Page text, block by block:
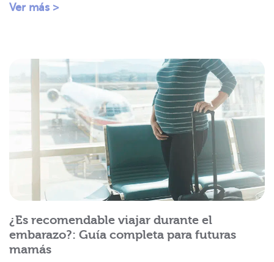
Ver más >
¿Es recomendable viajar durante el
embarazo?: Guía completa para futuras
mamás